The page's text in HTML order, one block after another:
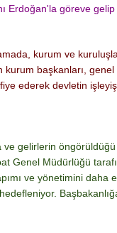
Erdoğan'la göreve
kurum ve
kurum başkanları,
ederek devletin
gelirlerin
Genel Müdürlüğü
ve yönetimini